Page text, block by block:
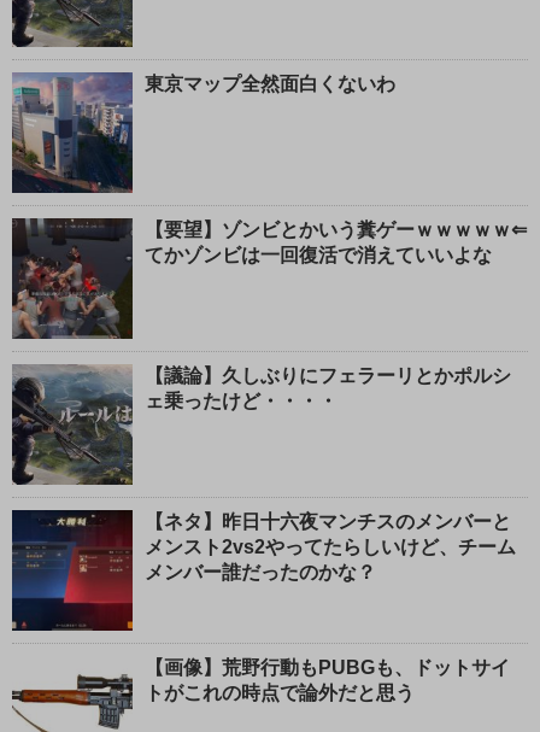
東京マップ全然面白くないわ
【要望】ゾンビとかいう糞ゲーｗｗｗｗｗ⇐
てかゾンビは一回復活で消えていいよな
【議論】久しぶりにフェラーリとかポルシ
ェ乗ったけど・・・・
【ネタ】昨日十六夜マンチスのメンバーと
メンスト2vs2やってたらしいけど、チーム
メンバー誰だったのかな？
【画像】荒野行動もPUBGも、ドットサイ
トがこれの時点で論外だと思う